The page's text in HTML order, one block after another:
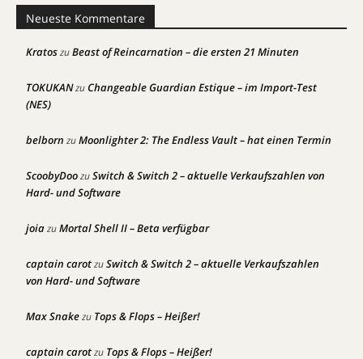
Neueste Kommentare
KratoszuBeast of Reincarnation – die ersten 21 Minuten
TOKUKANzuChangeable Guardian Estique – im Import-Test
(NES)
belborn zuMoonlighter 2: The Endless Vault – hat einen Termin
ScoobyDoozuSwitch & Switch 2 – aktuelle Verkaufszahlen von
Hard- und Software
joiazuMortal Shell II – Beta verfügbar
captain carotzuSwitch & Switch 2 – aktuelle Verkaufszahlen
von Hard- und Software
Max Snakezu Tops & Flops – Heißer!
captain carotzu Tops & Flops – Heißer!